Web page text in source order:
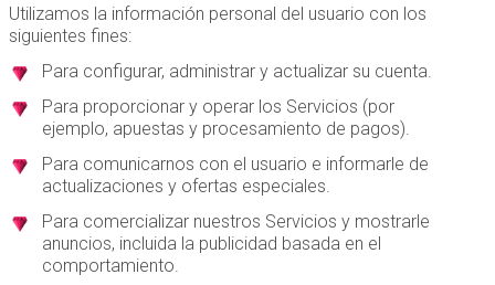
Utilizamos la información personal del usuario con los
siguientes fines:
Para configurar, administrar y actualizar su cuenta.
Para proporcionar y operar los Servicios (por
ejemplo, apuestas y procesamiento de pagos).
Para comunicarnos con el usuario e informarle de
actualizaciones y ofertas especiales.
Para comercializar nuestros Servicios y mostrarle
anuncios, incluida la publicidad basada en el
comportamiento.